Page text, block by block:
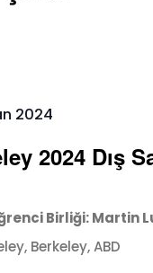
2024 Dış
2024
Birliği: Martin
Berkeley, ABD